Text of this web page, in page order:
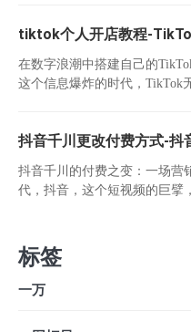
tiktok个人开店教程-
在数字浪潮中搭建自己的
这个信息爆炸的时代，TikTok
抖音千川更改付费方式-抖
抖音千川的付费之变：一场营
代，抖音，这个短视频的巨擘
标签
一万